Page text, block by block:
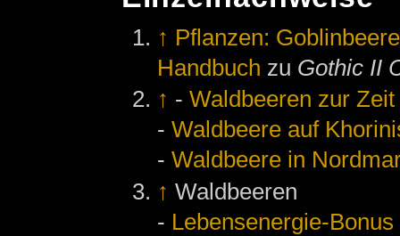
↑ Pflanzen:
Handbuch zu Gothic II
↑ -Waldbeeren zur
-Waldbeere auf
-Waldbeere in
↑ Waldbeeren
- Lebensenergie-Bonus